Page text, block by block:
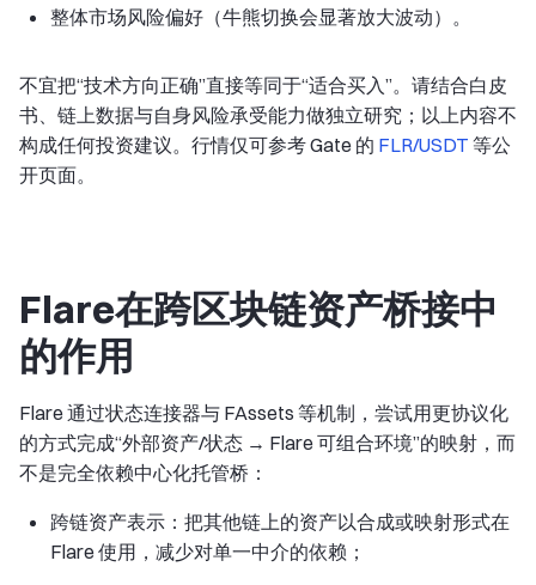
整体市场风险偏好（牛熊切换会显著放大波动）。
不宜把“技术方向正确”直接等同于“适合买入”。请结合白皮
书、链上数据与自身风险承受能力做独立研究；以上内容不
构成任何投资建议。行情仅可参考 Gate 的 FLR/USDT 等公
开页面。
Flare在跨区块链资产桥接中
的作用
Flare 通过状态连接器与 FAssets 等机制，尝试用更协议化
的方式完成“外部资产/状态 → Flare 可组合环境”的映射，而
不是完全依赖中心化托管桥：
跨链资产表示 ：把其他链上的资产以合成或映射形式在
Flare 使用，减少对单一中介的依赖；